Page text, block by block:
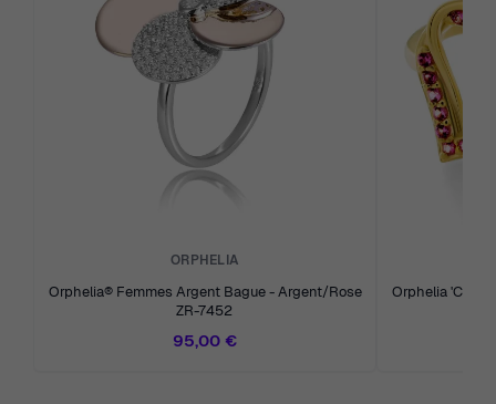
ORPHELIA
Orphelia® Femmes Argent Bague - Argent/Rose
ZR-7452
95,00 €
Orphelia